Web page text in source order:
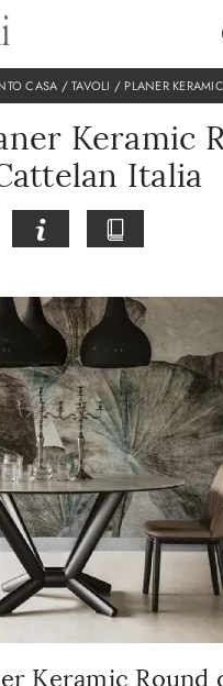
CASA /TAVOLI / PLANER
Keramic
Italia
Keramic Round